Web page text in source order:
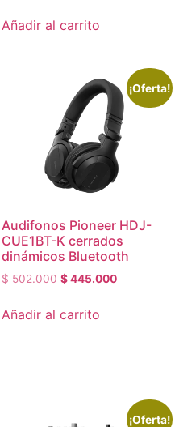
Añadir al carrito
¡Oferta!
Audifonos Pioneer HDJ-
CUE1BT-K cerrados
dinámicos Bluetooth
$502.000 $445.000
Añadir al carrito
¡Oferta!